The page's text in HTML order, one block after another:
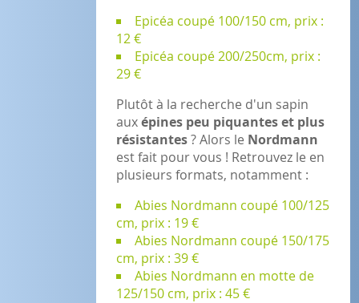
Epicéa coupé 100/150 cm, prix :
12 €
Epicéa coupé 200/250cm, prix :
29 €
Plutôt à la recherche d'un sapin
auxépines peu piquantes et plus
résistantes? Alors le Nordmann
est fait pour vous ! Retrouvez le en
plusieurs formats, notamment :
Abies Nordmann coupé 100/125
cm, prix : 19 €
Abies Nordmann coupé 150/175
cm, prix : 39 €
Abies Nordmann en motte de
125/150 cm, prix : 45 €